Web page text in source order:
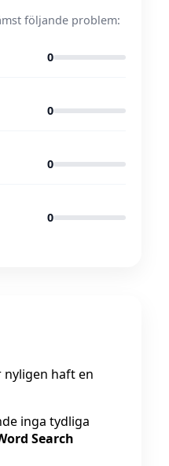
följande problem:
0
0
0
0
nyligen haft en
inga tydliga
Search